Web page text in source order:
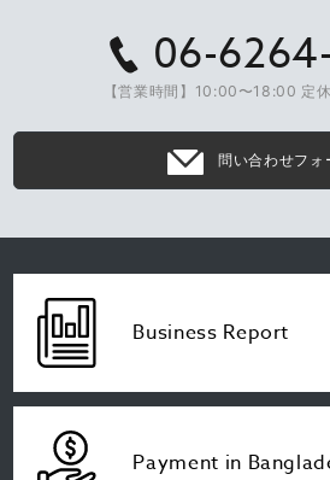
06-
【営業時間】10:00〜18:00 定
問い合わせフォ
Business Report
Payment in